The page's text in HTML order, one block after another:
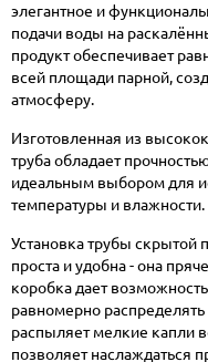
элегантное и
подачи воды на
продукт обеспечивает
всей площади парной,
атмосферу.
Изготовленная из
труба обладает
идеальным выбором для
температуры и влажности.
Установка трубы скрытой
проста и удобна - она
коробка дает
равномерно
распыляет мелкие капли
позволяет наслаждаться